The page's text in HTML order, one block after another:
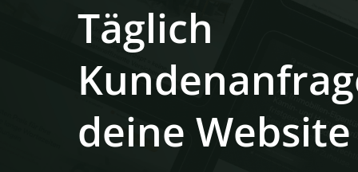
Täglich
deine Website